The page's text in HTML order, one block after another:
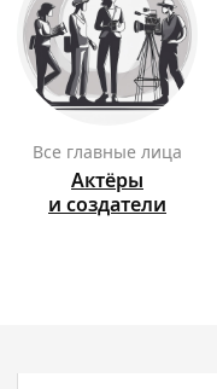
Все главные лица
Актёры
и создатели